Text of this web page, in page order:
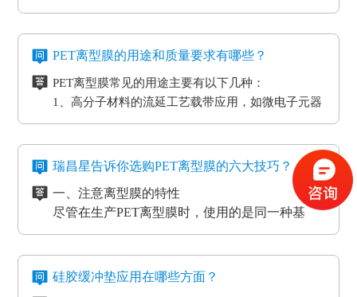
型膜应用分成两类：模切制造行业的应用和石墨制
具备离型力匀称平稳、等特点，还可以按客户标准
氟素离型膜别称氟塑离型膜。这类离型膜是由表层
性。相对于硅胶带，具备优质的剥离特性。氟素离
型膜主要是应用于高温胶带、金手指复合模切加工
工艺。
三、非硅离型膜是干什么用的？
非硅离型膜的适用范围有热溶胶、HC的转印纸、微
粘胶以及微粘胶保护膜生产加工用离型膜。除此之
外，因其剥离力较重，在生产加工极其细微的构件
时，能够 具有很好的避免 离型膜挪动或掉下来的功
四、防静电离型膜是干什么用的？
在信息时代，电磁波会对没经屏蔽掉的敏感度电子
元器件、线路板、通讯设备等会产生不一样程度上
的影响，导致数据信息失真、通讯混乱。而电流的
磁效应和磨擦产生的静电感应对各种各样敏感元
电积累产生髙压放电，其严重后果将是毁灭性的，
因此防静电离型膜也很重要。
PET离型膜的用途和质量要求有哪些？
PET离型膜常见的用途主要有以下几种：
1、高分子材料的流延工艺载带应用，如微电子元器
件
3、各种多层印刷线路板行业的层压工艺应用
5、PCB/PCL应用
6、光电模切冲型行业应用
PET离型膜的质量要求也不一样：
如普通模切冲型对PET离型膜的要求是厚度均匀剥离
力稳定。
瑞昌星告诉你选购PET离型膜的六大技巧？
一、注意离型膜的特性
尽管在生产PET离型膜时，使用的是同一种基
材，但是使用不一样的离型剂，就会得到不一样
重。
尽管每个品牌的离型膜在价格上都会有一些差
硅胶缓冲垫应用在哪些方面？